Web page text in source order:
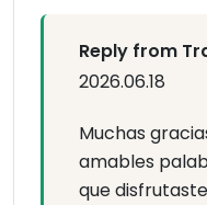
Reply from
2026.06.18
Muchas
amables
que